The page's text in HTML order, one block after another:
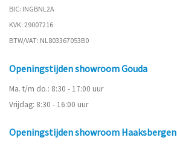
BIC: INGBNL2A
KVK: 29007216
BTW/VAT: NL803367053B0
Openingstijden showroom Gouda
Ma. t/m do.: 8:30 - 17:00 uur
Vrijdag: 8:30 - 16:00 uur
Openingstijden showroom Haaksbergen